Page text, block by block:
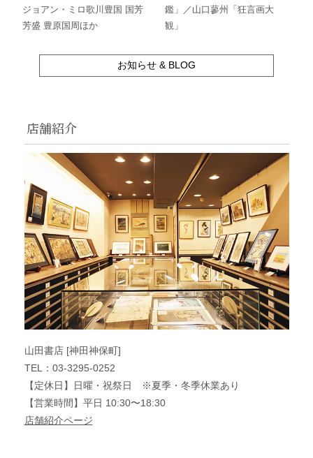
ジョアン・ミロ歌川豊国 国芳
芳盛 豊原国周ほか
鑑」／山口蓼州「狂言画大
観」
お知らせ & BLOG
店舗紹介
山田書店 [神田神保町]
TEL：03-3295-0252
【定休日】日曜・祝祭日 ※夏季・冬季休業あり
【営業時間】平日 10:30〜18:30
店舗紹介ページ